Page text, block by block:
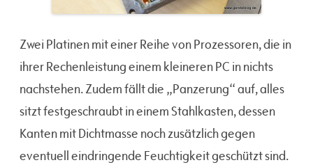
Zwei Platinen mit einer Reihe von Prozessoren, die in
ihrer Rechenleistung einem kleineren PC in nichts
nachstehen. Zudem fällt die „Panzerung“ auf, alles
sitzt festgeschraubt in einem Stahlkasten, dessen
Kanten mit Dichtmasse noch zusätzlich gegen
eventuell eindringende Feuchtigkeit geschützt sind.